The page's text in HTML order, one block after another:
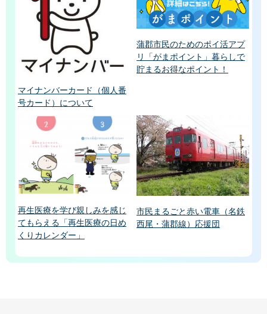
マイナンバーカード（個人番
号カード）について
蒲郡市民のためのポイ活アプ
リ「がまポイント」暮らしで
貯まるお得なポイント！
再生医療を学び親しみを感じ
てもらえる「再生医療の日め
くりカレンダー」
市民まるごと赤い電車（名鉄
西尾・蒲郡線）応援団